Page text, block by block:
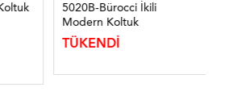
5020B-Bürocci İkili
Modern Koltuk
TÜKENDİ